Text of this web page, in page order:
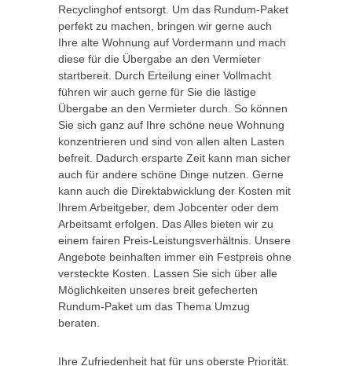
Recyclinghof entsorgt. Um das Rundum-Paket
perfekt zu machen, bringen wir gerne auch
Ihre alte Wohnung auf Vordermann und mach
diese für die Übergabe an den Vermieter
startbereit. Durch Erteilung einer Vollmacht
führen wir auch gerne für Sie die lästige
Übergabe an den Vermieter durch. So können
Sie sich ganz auf Ihre schöne neue Wohnung
konzentrieren und sind von allen alten Lasten
befreit. Dadurch ersparte Zeit kann man sicher
auch für andere schöne Dinge nutzen. Gerne
kann auch die Direktabwicklung der Kosten mit
Ihrem Arbeitgeber, dem Jobcenter oder dem
Arbeitsamt erfolgen. Das Alles bieten wir zu
einem fairen Preis-Leistungsverhältnis. Unsere
Angebote beinhalten immer ein Festpreis ohne
versteckte Kosten. Lassen Sie sich über alle
Möglichkeiten unseres breit gefecherten
Rundum-Paket um das Thema Umzug
beraten.
Ihre Zufriedenheit hat für uns oberste Priorität.